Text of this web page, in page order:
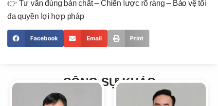
👉 Tư vấn đúng bản chất – Chiến lược rõ ràng – Bảo vệ tối
đa quyền lợi hợp pháp
Facebook Email Print
CỘNG SỰ KHÁC